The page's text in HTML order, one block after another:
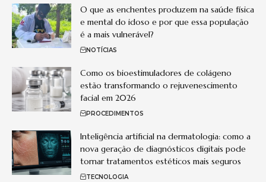
O que as enchentes produzem na saúde física
e mental do idoso e por que essa população
é a mais vulnerável?
NOTÍCIAS
Como os bioestimuladores de colágeno
estão transformando o rejuvenescimento
facial em 2026
PROCEDIMENTOS
Inteligência artificial na dermatologia: como a
nova geração de diagnósticos digitais pode
tornar tratamentos estéticos mais seguros
TECNOLOGIA